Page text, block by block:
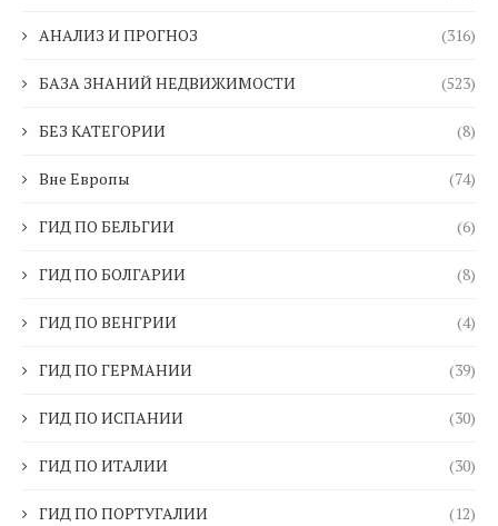
АНАЛИЗ И ПРОГНОЗ (316)
БАЗА ЗНАНИЙ НЕДВИЖИМОСТИ (523)
БЕЗ КАТЕГОРИИ (8)
Вне Европы (74)
ГИД ПО БЕЛЬГИИ (6)
ГИД ПО БОЛГАРИИ (8)
ГИД ПО ВЕНГРИИ (4)
ГИД ПО ГЕРМАНИИ (39)
ГИД ПО ИСПАНИИ (30)
ГИД ПО ИТАЛИИ (30)
ГИД ПО ПОРТУГАЛИИ (12)